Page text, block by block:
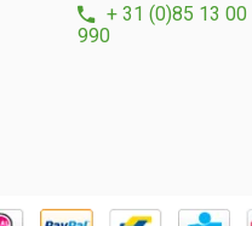
+ 31 (0)85 13 00
990